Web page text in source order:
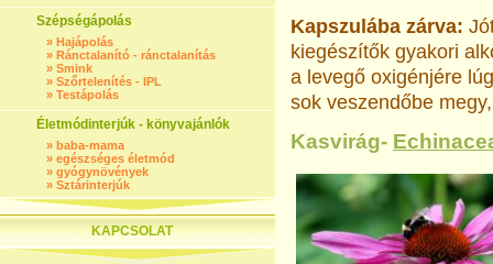
Szépségápolás
» Hajápolás
» Ránctalanító - ránctalanítás
» Smink
» Szőrtelenítés - IPL
» Testápolás
Életmódinterjúk - könyvajánlók
» baba-mama
» egészséges életmód
» gyógynövények
» Sztárinterjúk
KAPCSOLAT
Kapszulába zárva:
kiegészítők gyakori
a levegő oxigénjére
sok veszendőbe
Kasvirág-